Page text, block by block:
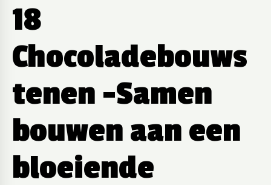
18
Chocoladebouws
tenen -Samen
bouwen aan een
bloeiende